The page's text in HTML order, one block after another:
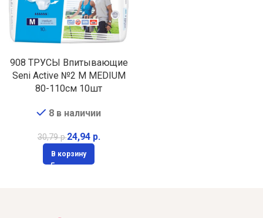
908 ТРУСЫ Впитывающие
Seni Active №2 M MEDIUM
80-110см 10шт
8 в наличии
30,79р.24,94 р.
В корзину